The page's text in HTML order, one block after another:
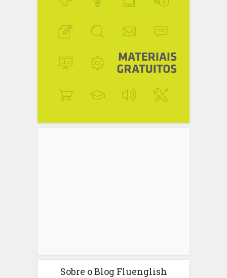
Sobre o Blog Fluenglish